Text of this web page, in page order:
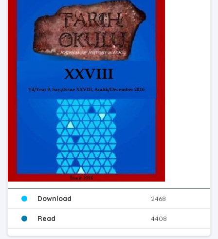
Download 2468
Read 4408